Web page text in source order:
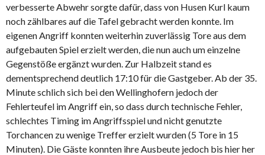
verbesserte Abwehr sorgte dafür, dass von Husen Kurl kaum
noch zählbares auf die Tafel gebracht werden konnte. Im
eigenen Angriff konnten weiterhin zuverlässig Tore aus dem
aufgebauten Spiel erzielt werden, die nun auch um einzelne
Gegenstöße ergänzt wurden. Zur Halbzeit stand es
dementsprechend deutlich 17:10 für die Gastgeber. Ab der 35.
Minute schlich sich bei den Wellinghofern jedoch der
Fehlerteufel im Angriff ein, so dass durch technische Fehler,
schlechtes Timing im Angriffsspiel und nicht genutzte
Torchancen zu wenige Treffer erzielt wurden (5 Tore in 15
Minuten). Die Gäste konnten ihre Ausbeute jedoch bis hier her